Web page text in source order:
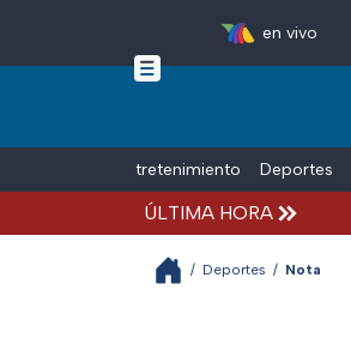
Skip to main content
en vivo
Entretenimiento Deportes
ÚLTIMA HORA
/ Deportes / Nota